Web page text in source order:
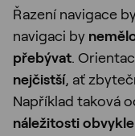
Řazení navigace
navigaci by
přebývat.
nejčistší, ať
Například taková
náležitosti